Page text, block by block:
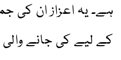
ہے۔ یہ اعزاز ان کی
کے لیے کی جانے